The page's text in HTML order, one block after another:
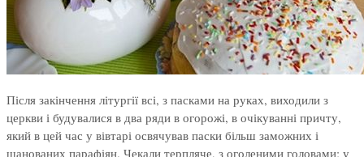
Після закінчення літургії всі, з пасками на руках, виходили з
церкви і будувалися в два ряди в огорожі, в очікуванні причту,
який в цей час у вівтарі освячував паски більш заможних і
шанованих парафіян. Чекали терпляче, з оголеними головами; у